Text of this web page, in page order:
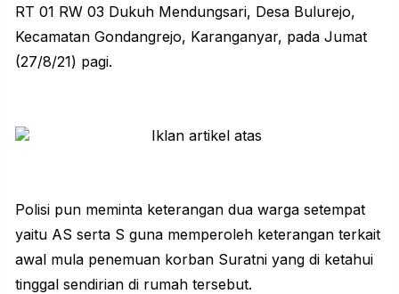
RT 01 RW 03 Dukuh Mendungsari, Desa Bulurejo,
Kecamatan Gondangrejo, Karanganyar, pada Jumat
(27/8/21) pagi.
Polisi pun meminta keterangan dua warga setempat
yaitu AS serta S guna memperoleh keterangan terkait
awal mula penemuan korban Suratni yang di ketahui
tinggal sendirian di rumah tersebut.